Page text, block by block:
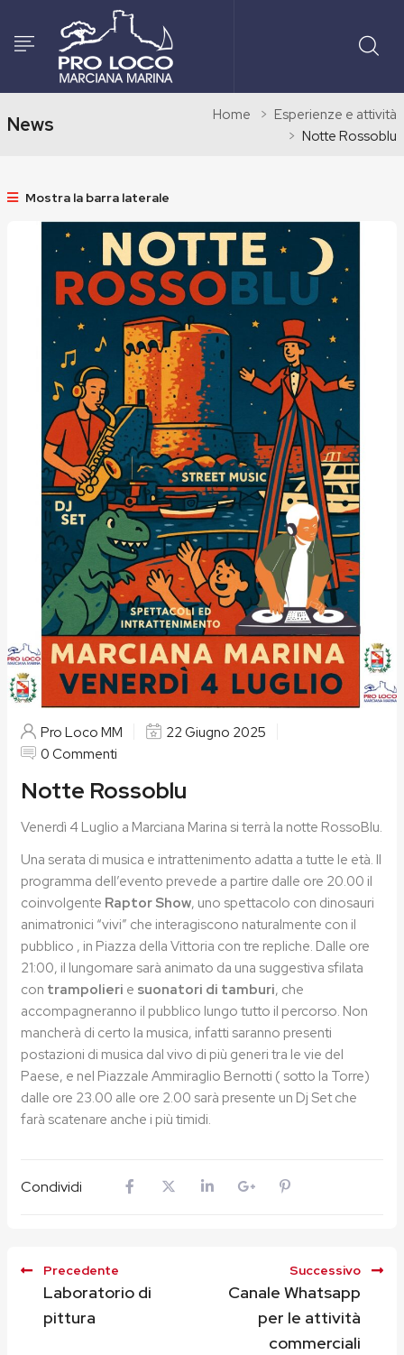
News Home
Esperienze e attività
Notte Rossoblu
Mostra la barra laterale
Pro Loco MM
22 Giugno 2025
0 Commenti
Notte Rossoblu
Venerdì 4 Luglio a Marciana Marina si terrà la notte RossoBlu.
Una serata di musica e intrattenimento adatta a tutte le età. Il
programma dell’evento prevede a partire dalle ore 20.00 il
coinvolgente Raptor Show, uno spettacolo con dinosauri
animatronici “vivi” che interagiscono naturalmente con il
pubblico , in Piazza della Vittoria con tre repliche. Dalle ore
21:00, il lungomare sarà animato da una suggestiva sfilata
con trampolieri e suonatori di tamburi, che
accompagneranno il pubblico lungo tutto il percorso. Non
mancherà di certo la musica, infatti saranno presenti
postazioni di musica dal vivo di più generi tra le vie del
Paese, e nel Piazzale Ammiraglio Bernotti ( sotto la Torre)
dalle ore 23.00 alle ore 2.00 sarà presente un Dj Set che
farà scatenare anche i più timidi.
Condividi
Precedente
Laboratorio di
pittura
Successivo
Canale Whatsapp
per le attività
commerciali